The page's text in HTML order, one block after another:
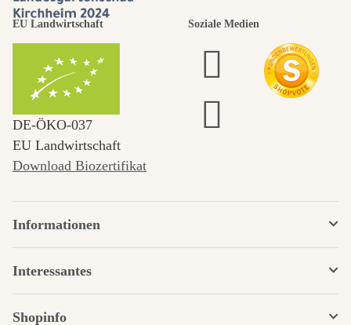
EU Landwirtschaft
DE‑ÖKO‑037
EU Landwirtschaft
Download Biozertifikat
Soziale Medien
Informationen
Interessantes
Shopinfo